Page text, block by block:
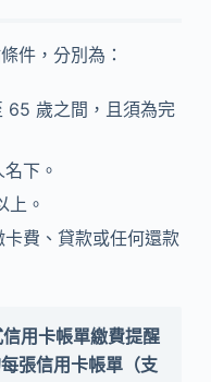
件，分別為：
65 歲之間，且須為完
下。
上。
費、貸款或任何還款
用卡帳單繳費提醒
張信用卡帳單（支